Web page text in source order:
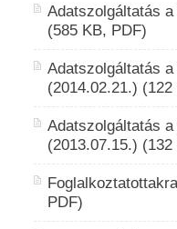
Adatszolgáltatás
(585 KB, PDF)
Adatszolgáltatás
(2014.02.21.)
Adatszolgáltatás
(2013.07.15.)
PDF)